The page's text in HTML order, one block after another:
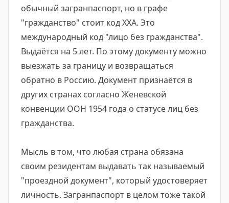
обычный загранпаспорт, но в графе
"гражданство" стоит код XXA. Это
международный код "лицо без гражданства".
Выдаётся на 5 лет. По этому документу можно
выезжать за границу и возвращаться
обратно в Россию. Документ признаётся в
других странах согласно Женевской
конвенции ООН 1954 года о статусе лиц без
гражданства.
Мысль в том, что любая страна обязана
своим резидентам выдавать так называемый
"проездной документ", который удостоверяет
личность. Загранпаспорт в целом тоже такой